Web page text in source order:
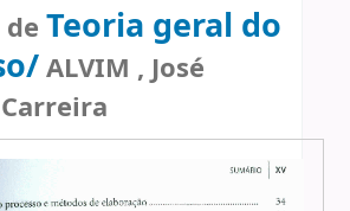
Teoria geral do
ALVIM , José